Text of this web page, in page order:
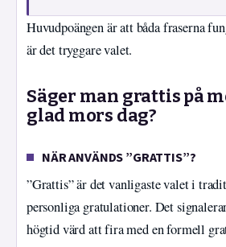
Huvudpoängen är att båda fraserna
är det tryggare valet.
Säger man grattis på
glad mors dag?
NÄR ANVÄNDS ”GRATTIS”?
”Grattis” är det vanligaste valet i
personliga gratulationer. Det
högtid värd att fira med en formell